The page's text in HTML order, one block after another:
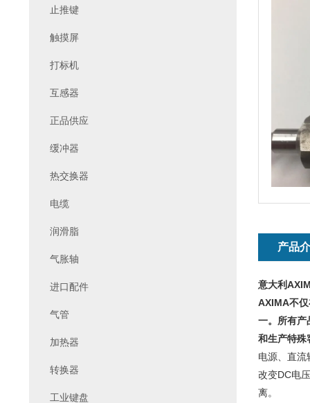
产品
意大利
AXIMA不
一。所有产
和生产特殊
电源、直流
改变DC电
离。
止推键
触摸屏
打标机
互感器
正品供应
缓冲器
热交换器
电缆
润滑脂
气胀轴
进口配件
气管
加热器
转换器
工业键盘